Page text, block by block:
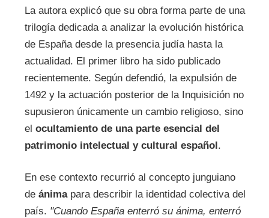
La autora explicó que su obra forma parte de una
trilogía dedicada a analizar la evolución histórica
de España desde la presencia judía hasta la
actualidad. El primer libro ha sido publicado
recientemente. Según defendió, la expulsión de
1492 y la actuación posterior de la Inquisición no
supusieron únicamente un cambio religioso, sino
el ocultamiento de una parte esencial del
patrimonio intelectual y cultural español.
En ese contexto recurrió al concepto junguiano
de ánimapara describir la identidad colectiva del
país. "Cuando España enterró su ánima, enterró